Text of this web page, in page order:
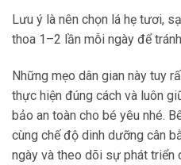
Lưu ý là nên chọn lá hẹ tươi,
thoa 1–2 lần mỗi ngày để
Những mẹo dân gian này tuy
thực hiện đúng cách và luôn
bảo an toàn cho bé yêu nhé.
cùng chế độ dinh dưỡng cân
ngày và theo dõi sự phát triển